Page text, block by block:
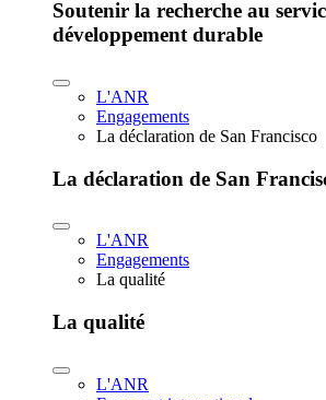
Soutenir la recherche au
développement durable
L'ANR
Engagements
La déclaration de San Francisco
La déclaration de San
L'ANR
Engagements
La qualité
La qualité
L'ANR